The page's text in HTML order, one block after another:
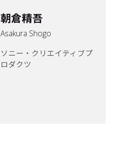
朝倉精吾
Asakura Shogo
ソニー・クリエイティブプ
ロダクツ